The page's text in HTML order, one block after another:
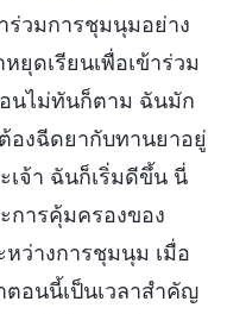
ร่วมการชุมนุมอย่าง
ยุดเรียนเพื่อเข้าร่วม
นไม่ทันก็ตาม ฉันมัก
องฉีดยากับทานยาอยู่
เจ้า ฉันก็เริ่มดีขึ้น นี่
ารคุ้มครองของ
ว่างการชุมนุม เมื่อ
อนนี้เป็นเวลาสำคัญ